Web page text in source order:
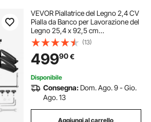
VEVOR Piallatrice del Legno 2,4 CV
Pialla da Banco per Lavorazione del
Legno 25,4 x 92,5 cm
Falegnameria Velocità 8000
giri/min con Supporto Testa di
Taglio Dritta 2 Lame Profondità
Taglio Regolabile
(13)
49990€
Disponibile
Consegna: Dom. Ago. 9 - Gio.
Ago. 13
Aggiungi al carrello